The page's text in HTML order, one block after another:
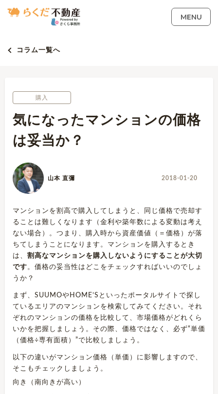
MENU
コラム一覧へ
購入
気になったマンションの価格
は妥当か？
山本 直彌 2018-01-20
マンションを割高で購入してしまうと、同じ価格で売却す
ることは難しくなります（金利や築年数による変動は考え
ない場合）。つまり、購入時から資産価値（＝価格）が落
ちてしまうことになります。マンションを購入するとき
は、 割高なマンションを購入しないようにすることが大切
です。価格の妥当性はどこをチェックすればいいのでしょ
うか？
まず、SUUMOやHOME’Sといったポータルサイトで探し
ているエリアのマンションを検索してみてください。それ
ぞれのマンションの価格を比較して、市場価格がどれくら
いかを把握しましょう。その際、価格ではなく、必ず“単価
（価格÷専有面積）”で比較しましょう。
以下の違いがマンション価格（単価）に影響しますので、
そこもチェックしましょう。
向き（南向きが高い）